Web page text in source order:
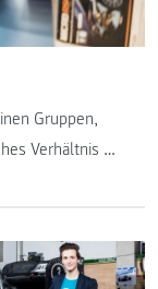
Gruppen,
Verhältnis zu
und
und